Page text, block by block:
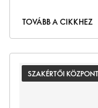
TOVÁBB A CIKKHEZ
SZAKÉRTŐI KÖZPONT